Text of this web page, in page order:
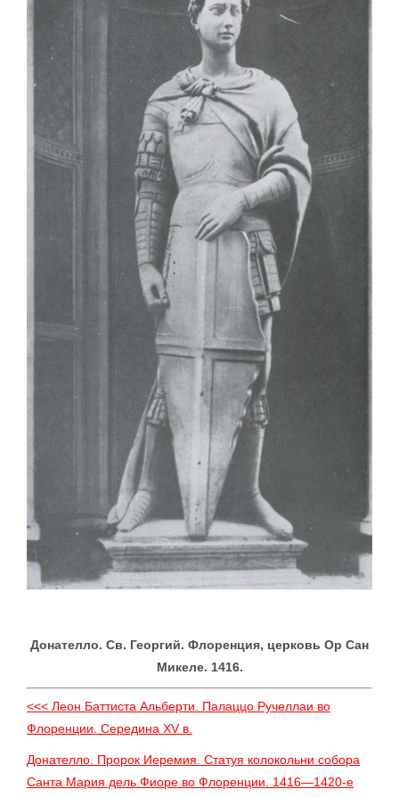
Донателло. Св. Георгий. Флоренция, церковь Ор Сан
Микеле. 1416.
<<< Леон Баттиста Альберти. Палаццо Ручеллаи во
Флоренции. Середина XV в.
Донателло. Пророк Иеремия. Статуя колокольни собора
Санта Мария дель Фиоре во Флоренции. 1416—1420-е